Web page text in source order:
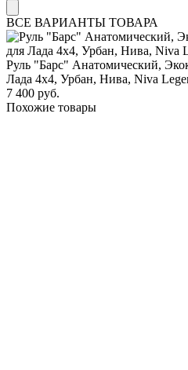
ВСЕ ВАРИАНТЫ ТОВАРА
Руль "Барс" Анатомический,
Лада 4х4, Урбан, Нива, Niva
7 400 руб.
Похожие товары